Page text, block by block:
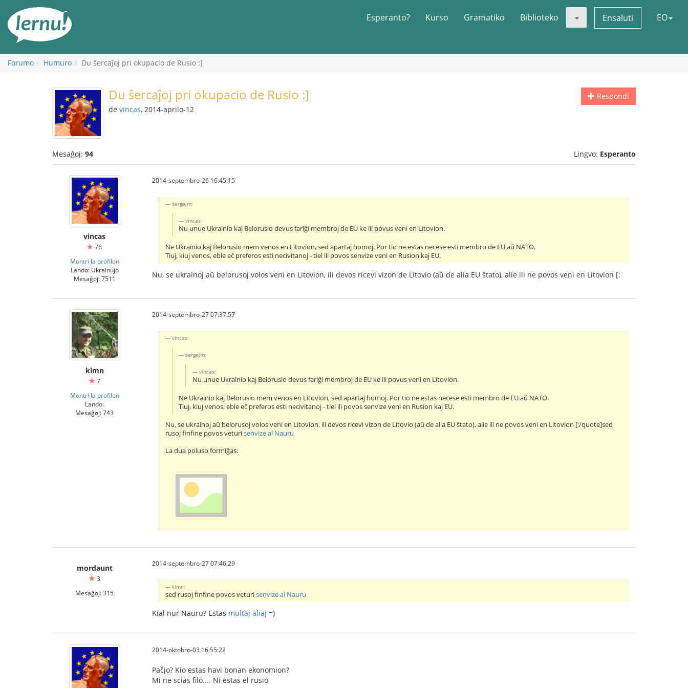
enhavo
Esperanto? Kurso Gramatiko Biblioteko Ensaluti EO
Forumo Humuro Du ŝercaĵoj pri okupacio de Rusio :]
Respondi
Du ŝercaĵoj pri okupacio de Rusio :]
de vincas, 2014-aprilo-12
Mesaĝoj: 94 Lingvo: Esperanto
vincas
76
Montri la profilon
Lando: Ukrainujo
Mesaĝoj: 7511
2014-septembro-26 16:45:15
sergejm:
vincas:
Nu unue Ukrainio kaj Belorusio devus fariĝi membroj de EU ke ili povus veni en Litovion.
Ne Ukrainio kaj Belorusio mem venos en Litovion, sed apartaj homoj. Por tio ne estas necese esti membro de EU aŭ NATO.
Tiuj, kiuj venos, eble eĉ preferos esti necivitanoj - tiel ili povos senvize veni en Rusion kaj EU.
Nu, se ukrainoj aŭ belorusoj volos veni en Litovion, ili devos ricevi vizon de Litovio (aŭ de alia EU ŝtato), alie ili ne povos veni en Litovion [:
klmn
7
Montri la profilon
Lando:
Mesaĝoj: 743
2014-septembro-27 07:37:57
vincas:
sergejm:
vincas:
Nu unue Ukrainio kaj Belorusio devus fariĝi membroj de EU ke ili povus veni en Litovion.
Ne Ukrainio kaj Belorusio mem venos en Litovion, sed apartaj homoj. Por tio ne estas necese esti membro de EU aŭ NATO.
Tiuj, kiuj venos, eble eĉ preferos esti necivitanoj - tiel ili povos senvize veni en Rusion kaj EU.
Nu, se ukrainoj aŭ belorusoj volos veni en Litovion, ili devos ricevi vizon de Litovio (aŭ de alia EU ŝtato), alie ili ne povos veni en Litovion [:/quote]sed
rusoj finfine povos veturisenvize al Nauru
La dua poluso formiĝas:
mordaunt
3
Mesaĝoj: 315
2014-septembro-27 07:46:29
klmn:
sed rusoj finfine povos veturisenvize al Nauru
Kial nur Nauru? Estas multaj aliaj =)
2014-oktobro-03 16:55:22
Paĉjo? Kio estas havi bonan ekonomion?
Mi ne scias filo.... Ni estas el rusio